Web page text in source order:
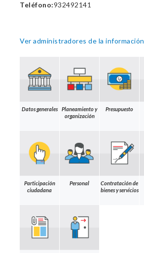
Teléfono:932492141
Ver administradores de la información
Datos generales
Planeamiento y
organización
Presupuesto
Participación
ciudadana
Personal
Contratación de
bienes y servicios